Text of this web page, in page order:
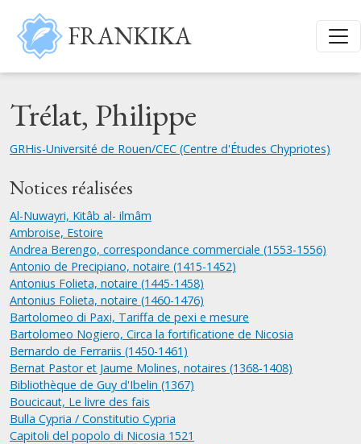
Aller au contenu principal
FRANKIKA
Trélat, Philippe
GRHis-Université de Rouen/CEC (Centre d'Études Chypriotes)
Notices réalisées
Al-Nuwayri, Kitâb al- ilmâm
Ambroise, Estoire
Andrea Berengo, correspondance commerciale (1553-1556)
Antonio de Precipiano, notaire (1415-1452)
Antonius Folieta, notaire (1445-1458)
Antonius Folieta, notaire (1460-1476)
Bartolomeo di Paxi, Tariffa de pexi e mesure
Bartolomeo Nogiero, Circa la fortificatione de Nicosia
Bernardo de Ferrariis (1450-1461)
Bernat Pastor et Jaume Molines, notaires (1368-1408)
Bibliothèque de Guy d'Ibelin (1367)
Boucicaut, Le livre des fais
Bulla Cypria / Constitutio Cypria
Capitoli del popolo di Nicosia 1521